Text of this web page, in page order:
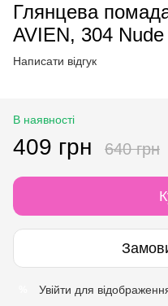
Глянцева
AVIEN, 304
Написати відгук
В наявності
409 грн 640 грн
Увійти для